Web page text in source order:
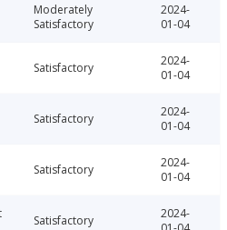
Moderately
Satisfactory
2024-
01-04
Satisfactory
2024-
01-04
Satisfactory
2024-
01-04
Satisfactory
2024-
01-04
Satisfactory
2024-